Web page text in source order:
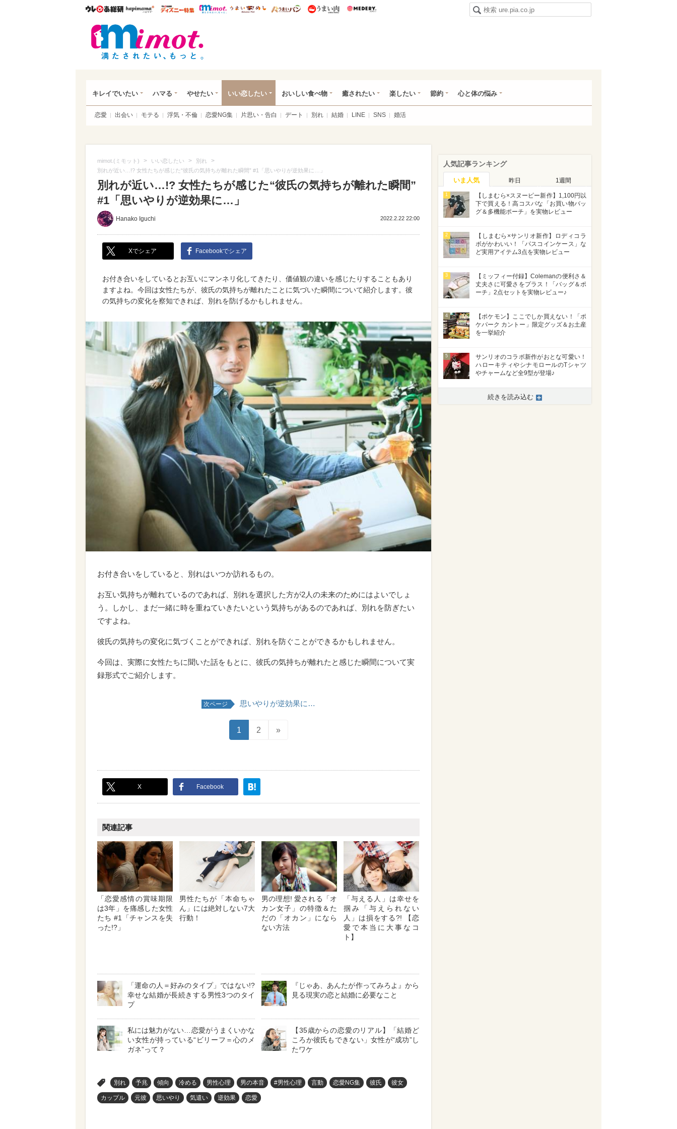
ウレぴあ総研ハピママ* ウレぴあ総研 ディズニー特集
mimot. うまいめし うまいパン うまい肉
キレイでいたい ハマる やせたい いい恋したい おいしい食べ物 癒されたい 楽したい 節約 心と体の悩み
恋愛 出会い モテる 浮気・不倫 恋愛NG集 片思い・告白 デート 別れ 結婚 LINE SNS 婚活
mimot.(ミモット) > いい恋したい > 別れ >
別れが近い…!? 女性たちが感じた“彼氏の気持ちが離れた瞬間” #1「思いやりが逆効果に…」
別れが近い…!? 女性たちが感じた“彼氏の気持ちが離れた瞬間”
#1「思いやりが逆効果に…」
Hanako Iguchi 2022.2.22 22:00
Xでシェア Facebookでシェア
お付き合いをしているとお互いにマンネリ化してきたり、価値観の違いを感じたりすることもあり
ますよね。今回は女性たちが、彼氏の気持ちが離れたことに気づいた瞬間について紹介します。彼
の気持ちの変化を察知できれば、別れを防げるかもしれません。
お付き合いをしていると、別れはいつか訪れるもの。
お互い気持ちが離れているのであれば、別れを選択した方が2人の未来のためにはよいでしょ
う。しかし、まだ一緒に時を重ねていきたいという気持ちがあるのであれば、別れを防ぎたい
ですよね。
彼氏の気持ちの変化に気づくことができれば、別れを防ぐことができるかもしれません。
今回は、実際に女性たちに聞いた話をもとに、彼氏の気持ちが離れたと感じた瞬間について実
録形式でご紹介します。
次ページ 思いやりが逆効果に…
1 2 »
X Facebook
関連記事
「恋愛感情の賞味期限
は3年」を痛感した女性
たち #1「チャンスを失
った!?」
男性たちが「本命ちゃ
ん」には絶対しない7大
行動！
男の理想! 愛される「オ
カン女子」の特徴＆た
だの「オカン」になら
ない方法
「与える人」は幸せを
掴み「与えられない
人」は損をする?! 【恋
愛で本当に大事なコ
ト】
「運命の人＝好みのタイプ」ではない!?
幸せな結婚が長続きする男性3つのタイ
プ
『じゃあ、あんたが作ってみろよ』から
見る現実の恋と結婚に必要なこと
私には魅力がない…恋愛がうまくいかな
い女性が持っている“ビリーフ＝心のメ
ガネ”って？
【35歳からの恋愛のリアル】「結婚ど
ころか彼氏もできない」女性が“成功”し
たワケ
別れ 予兆 傾向 冷める 男性心理 男の本音 #男性心理 言動 恋愛NG集 彼氏 彼女
カップル 元彼 思いやり 気遣い 逆効果 恋愛
人気記事ランキング
いま人気 昨日 1週間
1
【しまむら×スヌーピー新作】1,100円以
下で買える！高コスパな「お買い物バッ
グ＆多機能ポーチ」を実物レビュー
2
【しまむら×サンリオ新作】ロディコラ
ボがかわいい！「パスコインケース」な
ど実用アイテム3点を実物レビュー
3
【ミッフィー付録】Colemanの便利さ＆
丈夫さに可愛さをプラス！「バッグ＆ポ
ーチ」2点セットを実物レビュー♪
4
【ポケモン】ここでしか買えない！「ポ
ケパーク カントー」限定グッズ＆お土産
を一挙紹介
5
サンリオのコラボ新作がおとな可愛い！
ハローキティやシナモロールのTシャツ
やチャームなど全9型が登場♪
続きを読み込む